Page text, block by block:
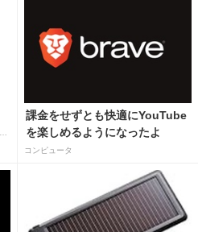
UGREEN usbアダプタ usb コンセント AC式充電器 3.1A PSE認証済み 折りたたみ式プラグ 2ポート
課金をせずとも快適にYouTube
を楽しめるようになったよ
コンピュータ